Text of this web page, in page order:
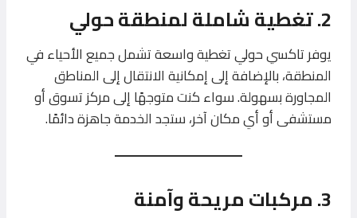
2. تغطية شاملة لمنطقة حولي
يوفر تاكسي حولي تغطية واسعة تشمل جميع الأحياء في
المنطقة، بالإضافة إلى إمكانية الانتقال إلى المناطق
المجاورة بسهولة. سواء كنت متوجهًا إلى مركز تسوق أو
مستشفى أو أي مكان آخر، ستجد الخدمة جاهزة دائمًا.
3. مركبات مريحة وآمنة